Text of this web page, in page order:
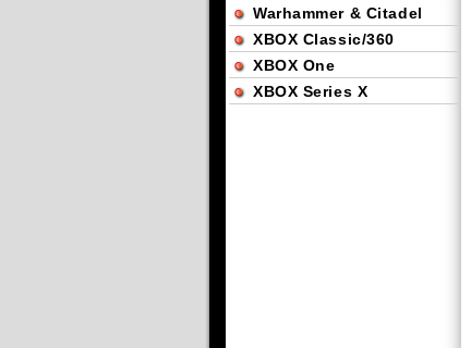
Warhammer & Citadel
XBOX Classic/360
XBOX One
XBOX Series X